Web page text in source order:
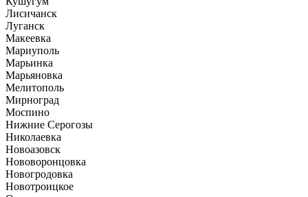
Лисичанск
Луганск
Макеевка
Мариуполь
Марьинка
Марьяновка
Мелитополь
Мирноград
Моспино
Нижние Серогозы
Николаевка
Новоазовск
Нововоронцовка
Новогродовка
Новотроицкое